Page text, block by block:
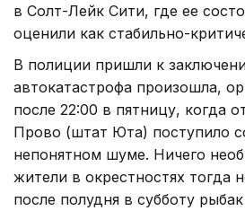
в Солт-Лейк Сити, где ее
оценили как стабильно-
В полиции пришли к
автокатастрофа произошла,
после 22:00 в пятницу, когда
Прово (штат Юта) поступило
непонятном шуме. Ничего
жители в окрестностях тогда
после полудня в субботу